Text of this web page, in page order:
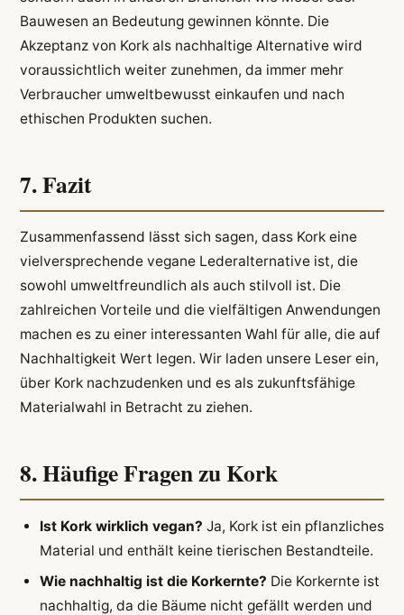
Bauwesen an Bedeutung gewinnen könnte. Die
Akzeptanz von Kork als nachhaltige Alternative wird
voraussichtlich weiter zunehmen, da immer mehr
Verbraucher umweltbewusst einkaufen und nach
ethischen Produkten suchen.
7. Fazit
Zusammenfassend lässt sich sagen, dass Kork eine
vielversprechende vegane Lederalternative ist, die
sowohl umweltfreundlich als auch stilvoll ist. Die
zahlreichen Vorteile und die vielfältigen Anwendungen
machen es zu einer interessanten Wahl für alle, die auf
Nachhaltigkeit Wert legen. Wir laden unsere Leser ein,
über Kork nachzudenken und es als zukunftsfähige
Materialwahl in Betracht zu ziehen.
8. Häufige Fragen zu Kork
Ist Kork wirklich vegan? Ja, Kork ist ein pflanzliches
Material und enthält keine tierischen Bestandteile.
Wie nachhaltig ist die Korkernte? Die Korkernte ist
nachhaltig, da die Bäume nicht gefällt werden und